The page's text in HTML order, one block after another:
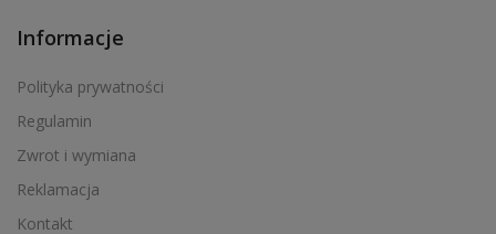
Informacje
Polityka prywatności
Regulamin
Zwrot i wymiana
Reklamacja
Kontakt